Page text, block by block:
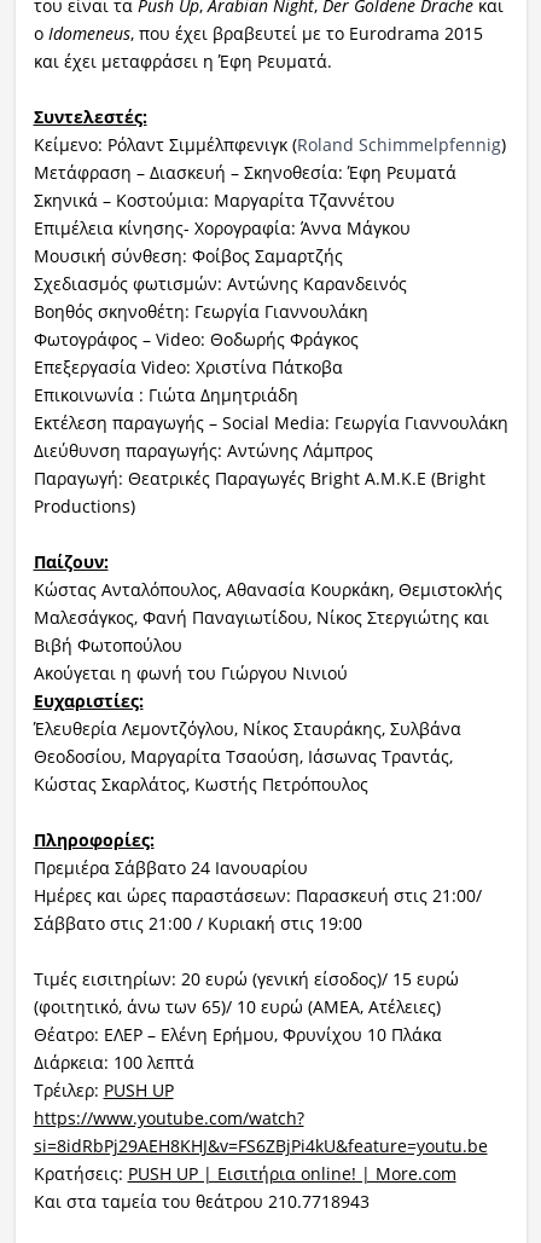
του είναι τα Push Up, Arabian Night, Der Goldene Dracheκαι
ο Idomeneus, που έχει βραβευτεί με το Eurodrama 2015
και έχει μεταφράσει η Έφη Ρευματά.
Συντελεστές:
Κείμενο: Ρόλαντ Σιμμέλπφενιγκ (Roland Schimmelpfennig)
Μετάφραση – Διασκευή – Σκηνοθεσία: Έφη Ρευματά
Σκηνικά – Κοστούμια: Μαργαρίτα Τζαννέτου
Επιμέλεια κίνησης- Χορογραφία: Άννα Μάγκου
Μουσική σύνθεση: Φοίβος Σαμαρτζής
Σχεδιασμός φωτισμών: Αντώνης Καρανδεινός
Βοηθός σκηνοθέτη: Γεωργία Γιαννουλάκη
Φωτογράφος – Video: Θοδωρής Φράγκος
Επεξεργασία Video: Χριστίνα Πάτκοβα
Επικοινωνία : Γιώτα Δημητριάδη
Εκτέλεση παραγωγής – Social Media: Γεωργία Γιαννουλάκη
Διεύθυνση παραγωγής: Αντώνης Λάμπρος
Παραγωγή: Θεατρικές Παραγωγές Bright Α.Μ.Κ.Ε (Bright
Productions)
Παίζουν:
Κώστας Ανταλόπουλος, Αθανασία Κουρκάκη, Θεμιστοκλής
Μαλεσάγκος, Φανή Παναγιωτίδου, Νίκος Στεργιώτης και
Βιβή Φωτοπούλου
Ακούγεται η φωνή του Γιώργου Νινιού
Ευχαριστίες:
Έλευθερία Λεμοντζόγλου, Νίκος Σταυράκης, Συλβάνα
Θεοδοσίου, Μαργαρίτα Τσαούση, Ιάσωνας Τραντάς,
Κώστας Σκαρλάτος, Κωστής Πετρόπουλος
Πληροφορίες:
Πρεμιέρα Σάββατο 24 Ιανουαρίου
Ημέρες και ώρες παραστάσεων: Παρασκευή στις 21:00/
Σάββατο στις 21:00 / Κυριακή στις 19:00
Τιμές εισιτηρίων: 20 ευρώ (γενική είσοδος)/ 15 ευρώ
(φοιτητικό, άνω των 65)/ 10 ευρώ (ΑΜΕΑ, Ατέλειες)
Θέατρο: ΕΛΕΡ – Ελένη Ερήμου, Φρυνίχου 10 Πλάκα
Διάρκεια: 100 λεπτά
Τρέιλερ: PUSH UP
https://www.youtube.com/watch?
si=8idRbPj29AEH8KHJ&v=FS6ZBjPi4kU&feature=youtu.be
Κρατήσεις: PUSH UP | Εισιτήρια online! | More.com
Και στα ταμεία του θεάτρου 210.7718943